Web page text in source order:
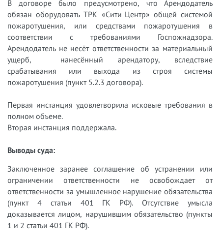
В договоре было предусмотрено, что Арендодатель
обязан оборудовать ТРК «Сити-Центр» общей системой
пожаротушения, или средствами пожаротушения в
соответствии с требованиями Госпожнадзора.
Арендодатель не несёт ответственности за материальный
ущерб, нанесённый арендатору, вследствие
срабатывания или выхода из строя системы
пожаротушения (пункт 5.2.3 договора).
Первая инстанция удовлетворила исковые требования в
полном объеме.
Вторая инстанция поддержала.
Выводы суда:
Заключенное заранее соглашение об устранении или
ограничении ответственности не освобождает от
ответственности за умышленное нарушение обязательства
(пункт 4 статьи 401 ГК РФ). Отсутствие умысла
доказывается лицом, нарушившим обязательство (пункты
1 и 2 статьи 401 ГК РФ).